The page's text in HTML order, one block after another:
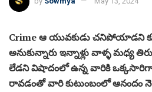
Crime ఆ యువకుడు చనిపోయాడని
అనుకున్నారు ఇన్నాళ్లు వాళ్ళ మధ్య
లేడని విషాదంలో ఉన్న వారికి
రావడంతో వారి కుటుంబంలో ఆనందం